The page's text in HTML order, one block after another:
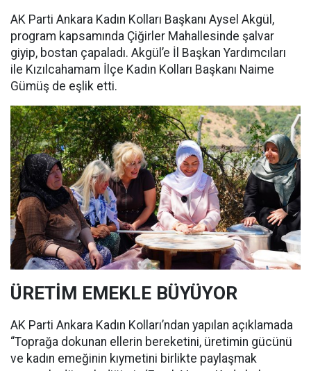
AK Parti Ankara Kadın Kolları Başkanı Aysel Akgül,
program kapsamında Çiğirler Mahallesinde şalvar
giyip, bostan çapaladı. Akgül’e İl Başkan Yardımcıları
ile Kızılcahamam İlçe Kadın Kolları Başkanı Naime
Gümüş de eşlik etti.
ÜRETİM EMEKLE BÜYÜYOR
AK Parti Ankara Kadın Kolları’ndan yapılan açıklamada
“Toprağa dokunan ellerin bereketini, üretimin gücünü
ve kadın emeğinin kıymetini birlikte paylaşmak